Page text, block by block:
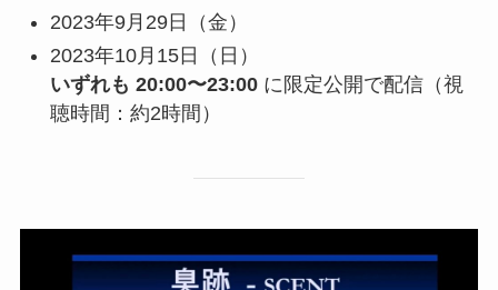
2023年9月29日（金）
2023年10月15日（日）
いずれも 20:00〜23:00に限定公開で配信（視
聴時間：約2時間）